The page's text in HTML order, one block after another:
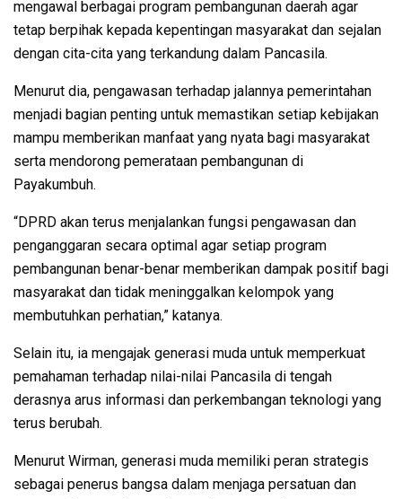
mengawal berbagai program pembangunan daerah agar
tetap berpihak kepada kepentingan masyarakat dan sejalan
dengan cita-cita yang terkandung dalam Pancasila.
Menurut dia, pengawasan terhadap jalannya pemerintahan
menjadi bagian penting untuk memastikan setiap kebijakan
mampu memberikan manfaat yang nyata bagi masyarakat
serta mendorong pemerataan pembangunan di
Payakumbuh.
“DPRD akan terus menjalankan fungsi pengawasan dan
penganggaran secara optimal agar setiap program
pembangunan benar-benar memberikan dampak positif bagi
masyarakat dan tidak meninggalkan kelompok yang
membutuhkan perhatian,” katanya.
Selain itu, ia mengajak generasi muda untuk memperkuat
pemahaman terhadap nilai-nilai Pancasila di tengah
derasnya arus informasi dan perkembangan teknologi yang
terus berubah.
Menurut Wirman, generasi muda memiliki peran strategis
sebagai penerus bangsa dalam menjaga persatuan dan